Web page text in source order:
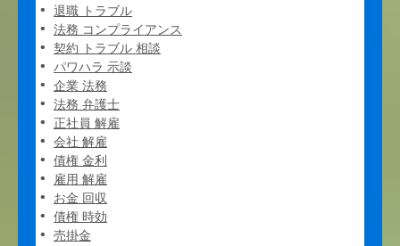
退職 トラブル
法務 コンプライアンス
契約 トラブル 相談
パワハラ 示談
企業 法務
法務 弁護士
正社員 解雇
会社 解雇
債権 金利
雇用 解雇
お金 回収
債権 時効
売掛金